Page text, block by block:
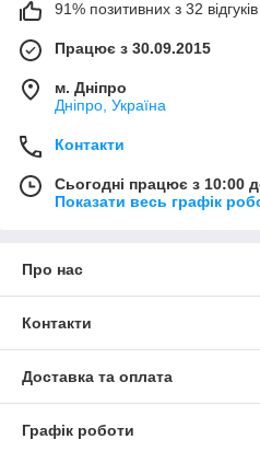
91% позитивних з 32 відгуків
Працює з 30.09.2015
м. Дніпро
Дніпро, Україна
Контакти
Сьогодні працює з 10:00
Показати весь графік
Про нас
Контакти
Доставка та оплата
Графік роботи